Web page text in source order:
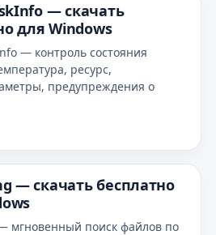
— скачать
для Windows
— контроль состояния
ресурс,
предупреждения о
— скачать бесплатно
мгновенный поиск файлов по